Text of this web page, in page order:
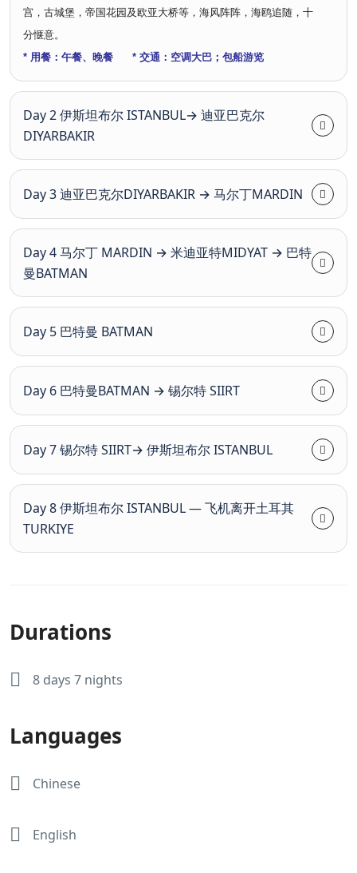
宫，古城堡，帝国花园及欧亚大桥等，海风阵阵，海鸥追随，十
分惬意。
* 用餐：午餐、晚餐 * 交通：空调大巴；包船游览
Day 2 伊斯坦布尔 ISTANBUL→ 迪亚巴克尔
DIYARBAKIR
Day 3 迪亚巴克尔DIYARBAKIR → 马尔丁MARDIN
Day 4 马尔丁 MARDIN → 米迪亚特MIDYAT → 巴特
曼BATMAN
Day 5 巴特曼 BATMAN
Day 6 巴特曼BATMAN → 锡尔特 SIIRT
Day 7 锡尔特 SIIRT→ 伊斯坦布尔 ISTANBUL
Day 8 伊斯坦布尔 ISTANBUL — 飞机离开土耳其
TURKIYE
Durations
8 days 7 nights
Languages
Chinese
English